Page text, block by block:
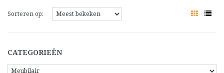
Sorteren op:
CATEGORIEËN